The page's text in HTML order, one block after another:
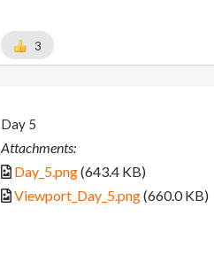
3
Day 5
Attachments:
Day_5.png(643.4 KB)
Viewport_Day_5.png(660.0 KB)